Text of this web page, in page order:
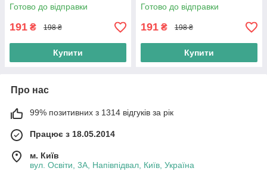
(5108007800) Оригінал
Готово до відправки
191 ₴ 198 ₴
Купити
Готово до відправки
191 ₴ 198 ₴
Купити
Про нас
99% позитивних з 1314 відгуків за рік
Працює з 18.05.2014
м. Київ
вул. Освіти, 3А, Напівпідвал, Київ, Україна